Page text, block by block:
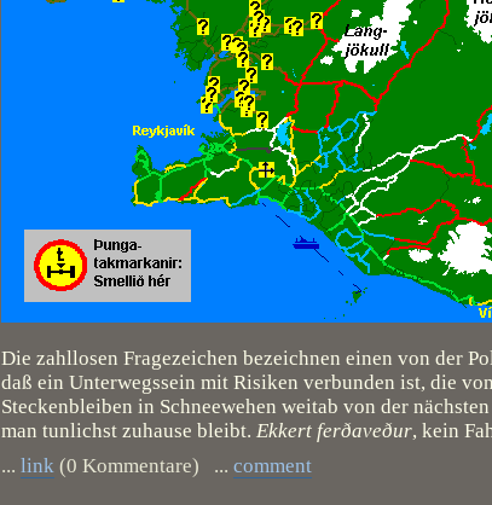
Die zahllosen Fragezeichen bezeichnen einen von der
daß ein Unterwegssein mit Risiken verbunden ist, die
Steckenbleiben in Schneewehen weitab von der
man tunlichst zuhause bleibt. Ekkert ferðaveður, kein
... link (0 Kommentare) ... comment